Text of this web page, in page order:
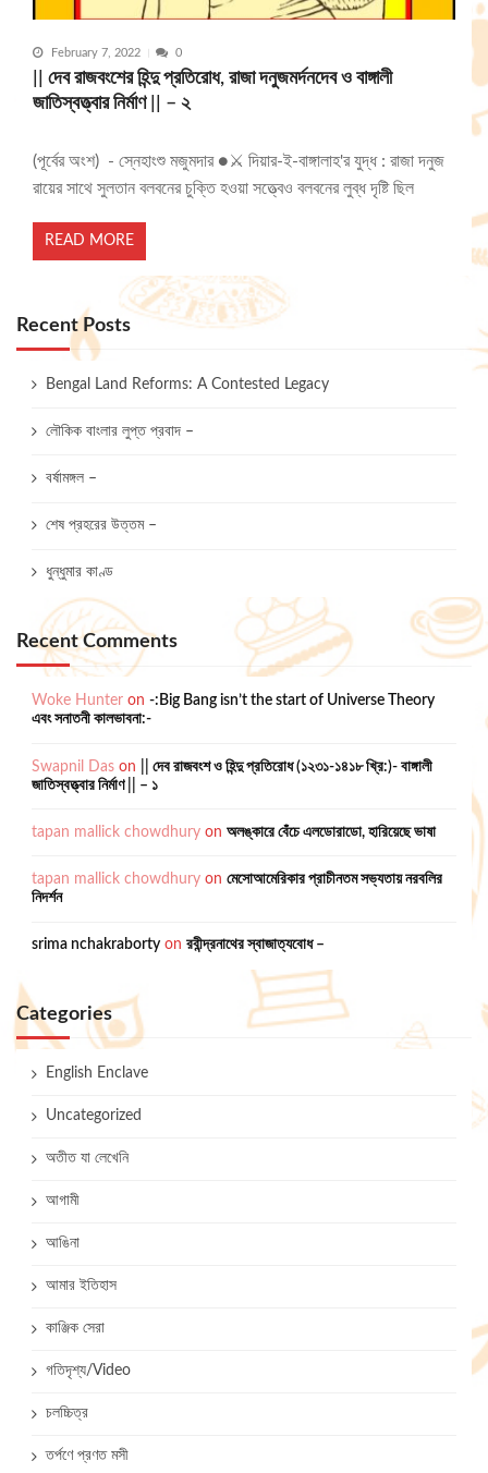
February 7, 2022 0
|| দেব রাজবংশের হিন্দু প্রতিরোধ, রাজা দনুজমর্দনদেব ও বাঙ্গালী
জাতিস্বত্ত্বার নির্মাণ || – ২
(পূর্বের অংশ) - স্নেহাংশু মজুমদার ●⚔️ দিয়ার-ই-বাঙ্গালাহ'র যুদ্ধ : রাজা দনুজ
রায়ের সাথে সুলতান বলবনের চুক্তি হওয়া সত্ত্বেও বলবনের লুব্ধ দৃষ্টি ছিল
READ MORE
Recent Posts
Bengal Land Reforms: A Contested Legacy
লৌকিক বাংলার লুপ্ত প্রবাদ –
বর্ষামঙ্গল –
শেষ প্রহরের উত্তম –
ধুন্ধুমার কাণ্ড
Recent Comments
Woke Hunter on -:Big Bang isn’t the start of Universe Theory
এবং সনাতনী কালভাবনা:-
Swapnil Das on
|| দেব রাজবংশ ও হিন্দু প্রতিরোধ (১২৩১-১৪১৮ খ্রি:)- বাঙ্গালী
জাতিস্বত্ত্বার নির্মাণ || – ১
tapan mallick chowdhury on অলঙ্কারে বেঁচে এলডোরাডো, হারিয়েছে ভাষা
tapan mallick chowdhury on মেসোআমেরিকার প্রাচীনতম সভ্যতায় নরবলির
নিদর্শন
srima nchakraborty on রবীন্দ্রনাথের স্বাজাত্যবোধ –
Categories
English Enclave
Uncategorized
অতীত যা লেখেনি
আগামী
আঙিনা
আমার ইতিহাস
কাঞ্জিক সেরা
গতিদৃশ্য/Video
চলচ্চিত্র
তর্পণে প্রণত মসী